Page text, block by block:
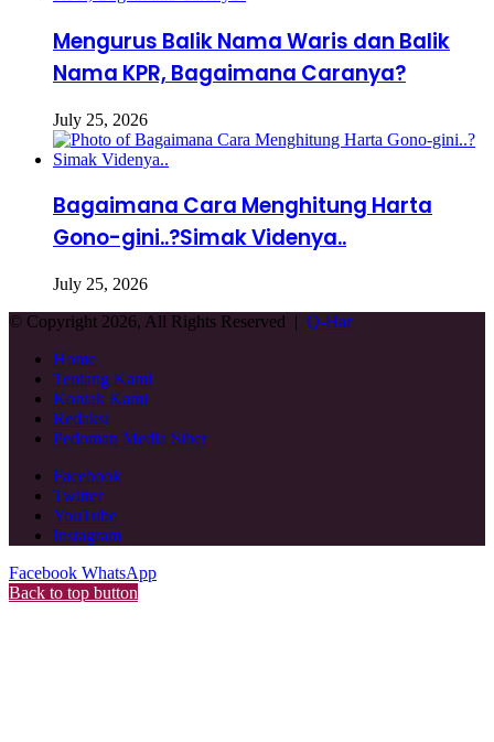
Mengurus Balik Nama Waris dan Balik
Nama KPR, Bagaimana Caranya?
July 25, 2026
Bagaimana Cara Menghitung Harta
Gono-gini..?Simak Videnya..
July 25, 2026
© Copyright 2026, All Rights Reserved | Q-Har
Home
Tentang Kami
Kontak Kami
Redaksi
Pedoman Media Siber
Facebook
Twitter
YouTube
Instagram
Facebook WhatsApp
Back to top button